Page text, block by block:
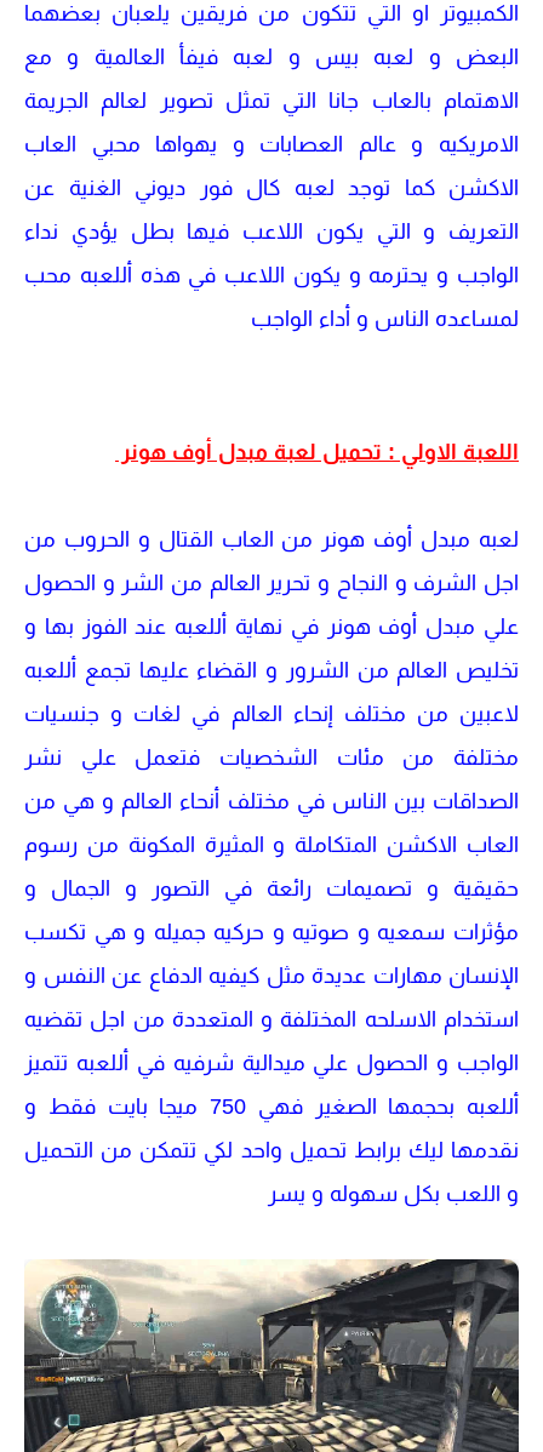
الكمبيوتر او التي تتكون من فريقين يلعبان بعضهما
البعض و لعبه بيس و لعبه فيفأ العالمية و مع
الاهتمام بالعاب جانا التي تمثل تصوير لعالم الجريمة
الامريكيه و عالم العصابات و يهواها محبي العاب
الاكشن كما توجد لعبه كال فور ديوني الغنية عن
التعريف و التي يكون اللاعب فيها بطل يؤدي نداء
الواجب و يحترمه و يكون اللاعب في هذه أللعبه محب
لمساعده الناس و أداء الواجب
اللعبة الاولي : تحميل لعبة مبدل أوف هونر
لعبه مبدل أوف هونر من العاب القتال و الحروب من
اجل الشرف و النجاح و تحرير العالم من الشر و الحصول
علي مبدل أوف هونر في نهاية أللعبه عند الفوز بها و
تخليص العالم من الشرور و القضاء عليها تجمع أللعبه
لاعبين من مختلف إنحاء العالم في لغات و جنسيات
مختلفة من مئات الشخصيات فتعمل علي نشر
الصداقات بين الناس في مختلف أنحاء العالم و هي من
العاب الاكشن المتكاملة و المثيرة المكونة من رسوم
حقيقية و تصميمات رائعة في التصور و الجمال و
مؤثرات سمعيه و صوتيه و حركيه جميله و هي تكسب
الإنسان مهارات عديدة مثل كيفيه الدفاع عن النفس و
استخدام الاسلحه المختلفة و المتعددة من اجل تقضيه
الواجب و الحصول علي ميدالية شرفيه في أللعبه تتميز
أللعبه بحجمها الصغير فهي 750 ميجا بايت فقط و
نقدمها ليك برابط تحميل واحد لكي تتمكن من التحميل
و اللعب بكل سهوله و يسر